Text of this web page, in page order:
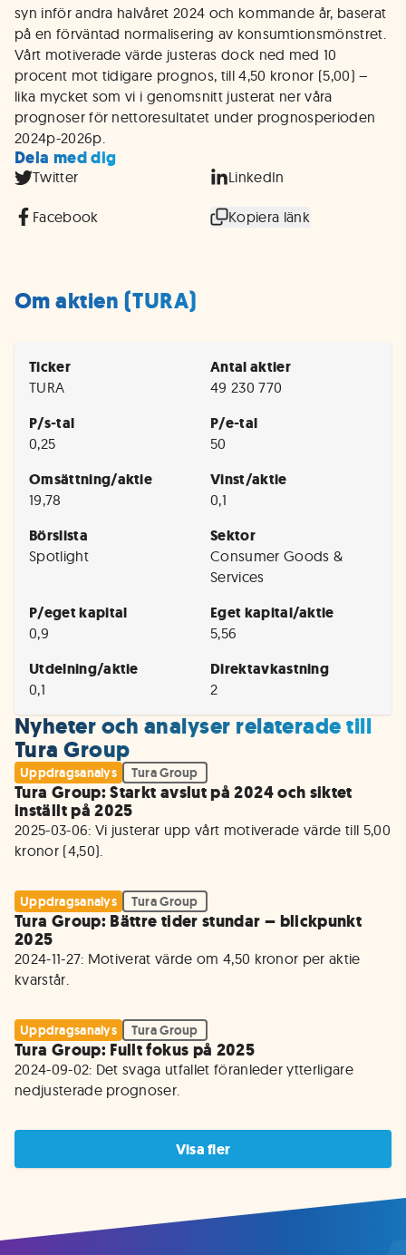
syn inför andra halvåret 2024 och kommande år, baserat
på en förväntad normalisering av konsumtionsmönstret.
Vårt motiverade värde justeras dock ned med 10
procent mot tidigare prognos, till 4,50 kronor (5,00) –
lika mycket som vi i genomsnitt justerat ner våra
prognoser för nettoresultatet under prognosperioden
2024p-2026p.
Dela med dig
Twitter LinkedIn
Facebook Kopiera länk
Om aktien (TURA)
Ticker
TURA
Antal aktier
49 230 770
P/s-tal
0,25
P/e-tal
50
Omsättning/aktie
19,78
Vinst/aktie
0,1
Börslista
Spotlight
Sektor
Consumer Goods &
Services
P/eget kapital
0,9
Eget kapital/aktie
5,56
Utdelning/aktie
0,1
Direktavkastning
2
Nyheter och analyser relaterade till
Tura Group
Uppdragsanalys Tura Group
Tura Group: Starkt avslut på 2024 och siktet
inställt på 2025
2025-03-06: Vi justerar upp vårt motiverade värde till 5,00
kronor (4,50).
Uppdragsanalys Tura Group
Tura Group: Bättre tider stundar – blickpunkt
2025
2024-11-27: Motiverat värde om 4,50 kronor per aktie
kvarstår.
Uppdragsanalys Tura Group
Tura Group: Fullt fokus på 2025
2024-09-02: Det svaga utfallet föranleder ytterligare
nedjusterade prognoser.
Visa fler